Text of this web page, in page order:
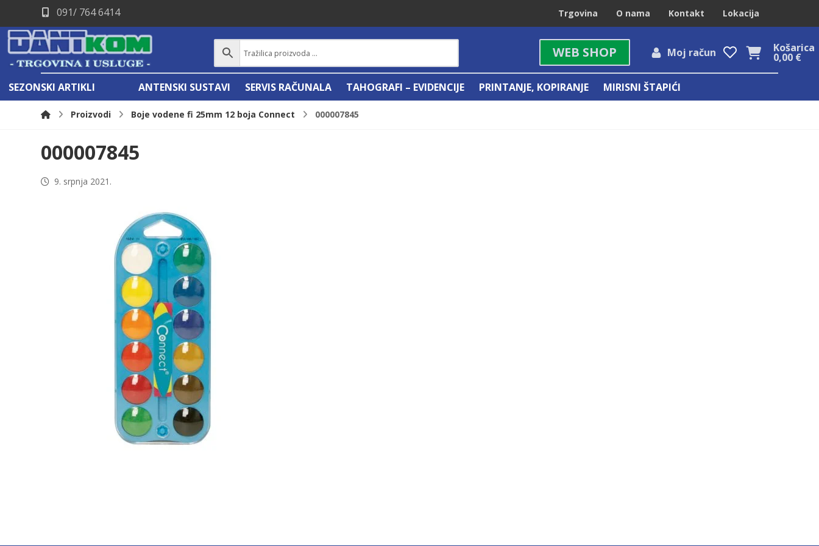
091/ 764 6414 Trgovina O nama Kontakt Lokacija
Košarica
0,00 €
Moj račun
WEB SHOP
SEZONSKI ARTIKLI ANTENSKI SUSTAVI SERVIS RAČUNALA TAHOGRAFI – EVIDENCIJE PRINTANJE, KOPIRANJE MIRISNI ŠTAPIĆI
Proizvodi Boje vodene fi 25mm 12 boja Connect 000007845
000007845
9. srpnja 2021.